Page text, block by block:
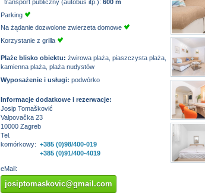
transport publiczny (autobus itp.): 600 m
Parking
Na żądanie dozwolone zwierzeta domowe
Korzystanie z grilla
Plaże blisko obiektu: żwirowa plaża, piaszczysta plaża,
kamienna plaża, plaża nudystów
Wyposażenie i usługi: podwórko
Informacje dodatkowe i rezerwacje:
Josip Tomašković
Valpovačka 23
10000 Zagreb
Tel.
komórkowy: +385 (0)98/400-019
+385 (0)91/400-4019
eMail:
josiptomaskovic@gmail.com